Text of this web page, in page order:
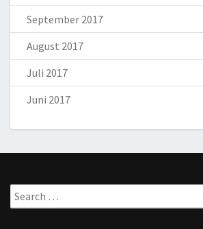
September 2017
August 2017
Juli 2017
Juni 2017
Search
for: